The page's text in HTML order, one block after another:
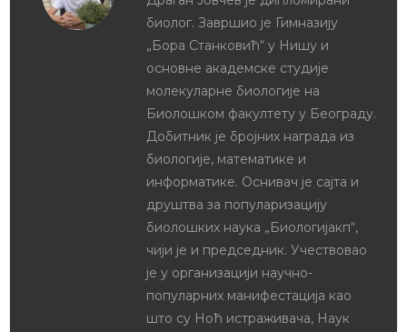
биолог. Завршио је Гимназију
„Бора Станковић“ у Нишу и
основне академске студије
молекуларне биологије на
Биолошком факултету у Београду.
Добитник је бројних награда из
биологије, математике и
информатике. Оснивач је сајта и
друштва за популаризацију
биолошких наука „Биологијакп“,
чији је и председник. Учествовао
је у организацији научно-
популарних манифестација као
што су Ноћ истраживача, Наук